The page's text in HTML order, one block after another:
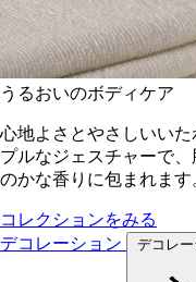
うるおいのボディケア
心地よさとやさしいい
プルなジェスチャーで
のかな香りに包まれます
コレクションをみる
デコレーション
デコレ